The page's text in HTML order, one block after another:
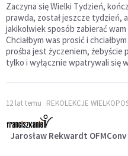
Zaczyna się Wielki Tydzień,
prawda, został jeszcze tydzień,
jakikolwiek sposób zabierać
Chciałbym was prosić i
prośba jest życzeniem, żebyście
tylko i wyłącznie wpatrywali się
12 lat temu REKOLEKCJE
Jarosław Rekwardt OFMConv